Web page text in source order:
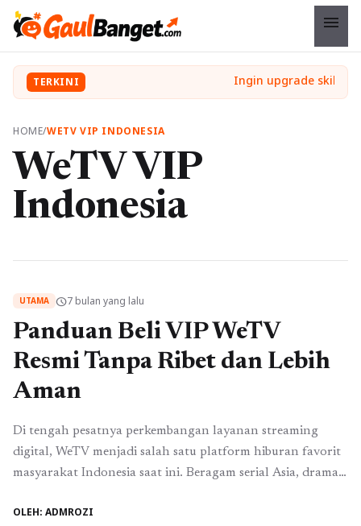
menu
TERKINI
HOME/WETV VIP INDONESIA
WeTV VIP
Indonesia
UTAMA schedule7 bulan yang lalu
Panduan Beli VIP WeTV
Resmi Tanpa Ribet dan Lebih
Aman
Di tengah pesatnya perkembangan layanan streaming
digital, WeTV menjadi salah satu platform hiburan favorit
masyarakat Indonesia saat ini. Beragam serial Asia, drama
terus diminati. Namun, banyak tayangan unggulan hanya
OLEH: ADMROZI